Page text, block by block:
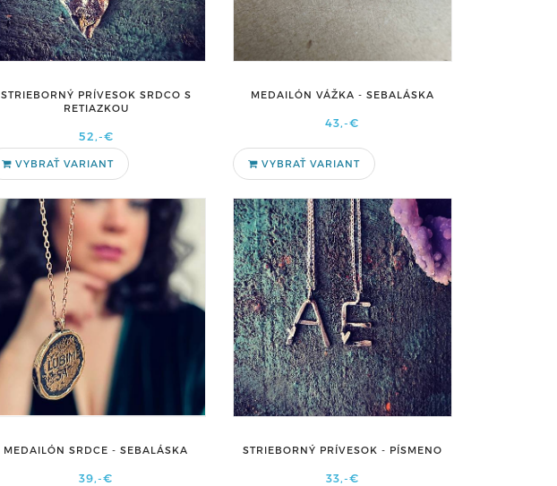
STRIEBORNÝ PRÍVESOK SRDCO S
RETIAZKOU
52,-€
VYBRAŤ VARIANT
MEDAILÓN VÁŽKA - SEBALÁSKA
43,-€
VYBRAŤ VARIANT
MEDAILÓN SRDCE - SEBALÁSKA
39,-€
STRIEBORNÝ PRÍVESOK - PÍSMENO
33,-€